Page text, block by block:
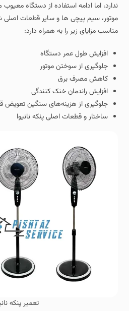
ندارد، اما ادامه استفاده از دستگاه
موتور، سیم‌ پیچی ها و سایر قطعات اصلی
مناسب مزایای زیر را به همراه دارد:
افزایش طول عمر دستگاه
جلوگیری از سوختن موتور
کاهش مصرف برق
افزایش راندمان خنک‌ کنندگی
جلوگیری از هزینه‌های سنگین تعویض
ساختار و قطعات اصلی پنکه نانیوا
تعمیر پنکه